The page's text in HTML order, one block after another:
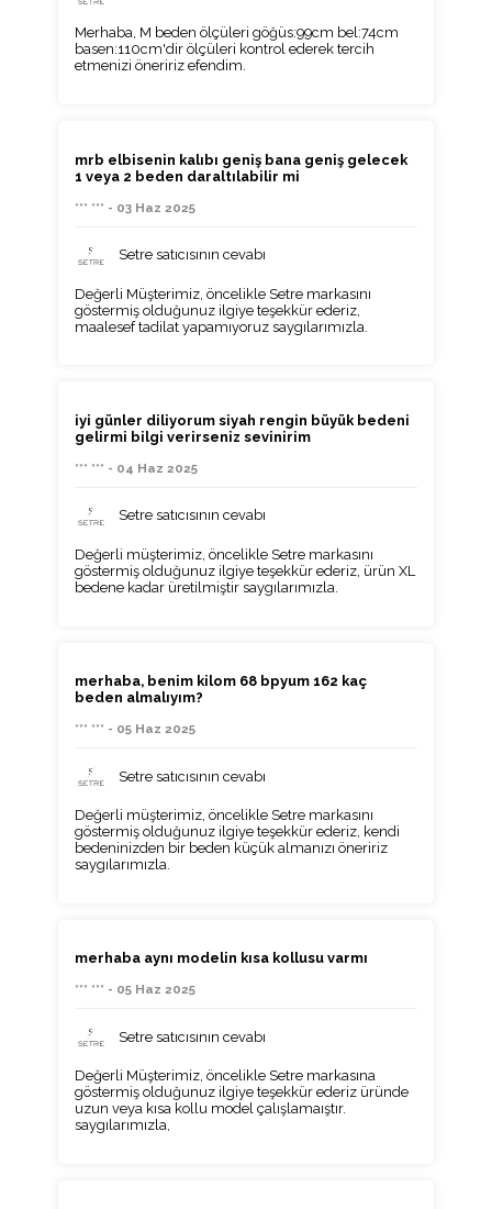
Merhaba, M beden ölçüleri göğüs:99cm bel:74cm
basen:110cm'dir ölçüleri kontrol ederek tercih
etmenizi öneririz efendim.
mrb elbisenin kalıbı geniş bana geniş gelecek
1 veya 2 beden daraltılabilir mi
*** *** - 03 Haz 2025
Setre satıcısının cevabı
Değerli Müşterimiz, öncelikle Setre markasını
göstermiş olduğunuz ilgiye teşekkür ederiz,
maalesef tadilat yapamıyoruz saygılarımızla.
iyi günler diliyorum siyah rengin büyük bedeni
gelirmi bilgi verirseniz sevinirim
*** *** - 04 Haz 2025
Setre satıcısının cevabı
Değerli müşterimiz, öncelikle Setre markasını
göstermiş olduğunuz ilgiye teşekkür ederiz, ürün XL
bedene kadar üretilmiştir saygılarımızla.
merhaba, benim kilom 68 bpyum 162 kaç
beden almalıyım?
*** *** - 05 Haz 2025
Setre satıcısının cevabı
Değerli müşterimiz, öncelikle Setre markasını
göstermiş olduğunuz ilgiye teşekkür ederiz, kendi
bedeninizden bir beden küçük almanızı öneririz
saygılarımızla.
merhaba aynı modelin kısa kollusu varmı
*** *** - 05 Haz 2025
Setre satıcısının cevabı
Değerli Müşterimiz, öncelikle Setre markasına
göstermiş olduğunuz ilgiye teşekkür ederiz üründe
uzun veya kısa kollu model çalışlamaıştır.
saygılarımızla,